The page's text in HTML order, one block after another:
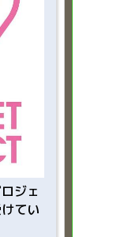
ジェ
てい